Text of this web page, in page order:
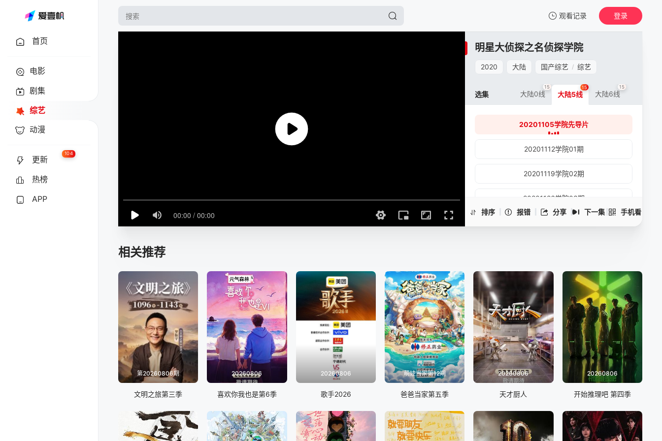
观看记录
我的观影记录
登录
首页
电影
剧集
综艺
动漫
更新
104
热榜
APP
明星大侦探之名侦探学院
2020 大陆 国产综艺 / 综艺
排序 报错 分享 下一集 手机看
-20201105学院先导片
选集 大陆0线
15
大陆5线
15
大陆6线
15
20201105学院先导片
20201112学院01期
20201119学院02期
20201126学院03期
20201217学院06期
20201227学院07期
20210101学院08期
20210108学院09期
20210115学院10期
20210122学院11期
20210217学院13期
相关推荐
第20260806期
文明之旅第三季
20260806
喜欢你我也是第6季
20260806
歌手2026
萌娃当家第12期
爸爸当家第五季
20260806
天才厨人
20260806
开始推理吧 第四季